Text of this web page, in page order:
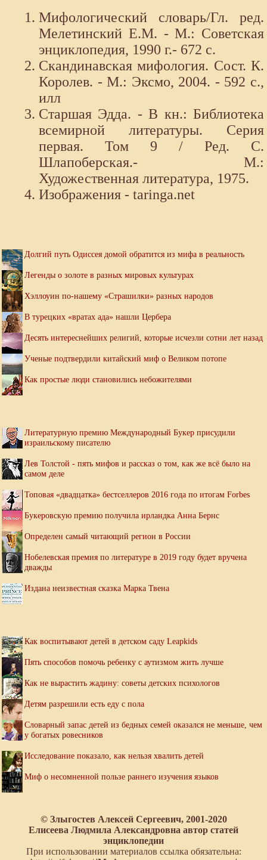
Мифологический словарь/Гл. ред.
Мелетинский Е.М. - М.: Советская
энциклопедия, 1990 г.- 672 с.
Скандинавская мифология. Сост. К.
Королев. - М.: Эксмо, 2004. - 592 с.,
илл
Старшая Эдда. - В кн.: Библиотека
всемирной литературы. Серия
первая. Том 9 / Ред. С.
Шлапоберская.- М.:
Художественная литература, 1975.
Изображения - taringa.net
Долгий путь Одиссея домой обратится из мифа в реальность
Легенды о золоте в разных мировых культурах
Хэллоуин по-нашему «Страшилки» разных народов
В турецких «вратах ада» нашли Цербера
Десять интереснейших религий, которые исчезли сотни лет назад
Ученые подтвердили китайский миф о Великом потопе
Как простые люди становились небожителями
Литературную премию Международный Букер присудили
израильскому писателю
Лев Толстой - пять мифов и рассказ о том, как же всё было на
самом деле
Топовая «двадцатка» бестселлеров 2016 года по итогам Forbes
Букеровскую премию получила ирландка Анна Бернс
Определен самый читающий регион в России
Нобелевская премия по литературе в 2019 году будет вручена
дважды
Издана неизвестная сказка Марка Твена
Как воспитывают детей в детском саду Leapkids
Пять способов помочь ребенку с аутизмом жить лучше
Как не вырастить жадину: советы детских психологов
Детям разрешили есть еду с пола
Словарный запас детей из бедных семей оказался не меньше, чем
у богатых ровесников
Исследование показало, как нельзя хвалить детей
Миф о несомненной пользе раннего изучения языков
© Злыгостев Алексей Сергеевич, 2001-2020
Елисеева Людмила Александровна автор статей
энциклопедии
При использовании материалов ссылка обязательна: